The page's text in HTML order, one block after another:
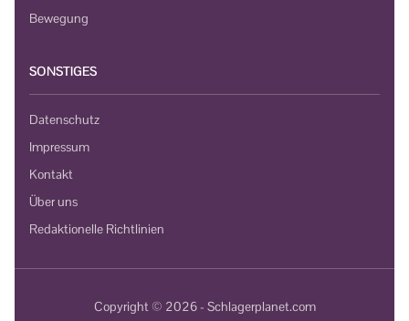
Bewegung
SONSTIGES
Datenschutz
Impressum
Kontakt
Über uns
Redaktionelle Richtlinien
Copyright © 2026 - Schlagerplanet.com